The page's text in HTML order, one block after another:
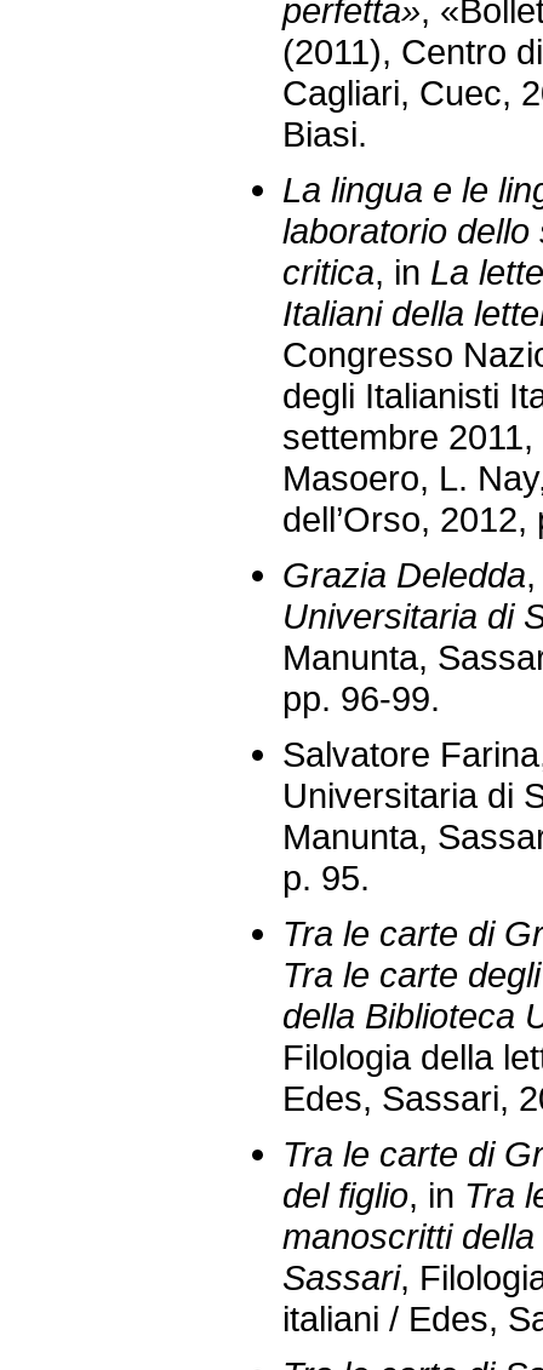
perfetta»,
(2011), Centro
Cagliari, Cuec,
Biasi.
La lingua e le
laboratorio
critica, in La
Italiani della
Congresso
degli Italianisti
settembre
Masoero, L.
dell’Orso,
Grazia Deledda
Universitaria di
Manunta,
pp. 96-99.
Salvatore
Universitaria di
Manunta,
p. 95.
Tra le carte di
Tra le carte
della Biblioteca
Filologia della
Edes, Sassari,
Tra le carte di
del figlio, in Tra
manoscritti
Sassari,
italiani / Edes,